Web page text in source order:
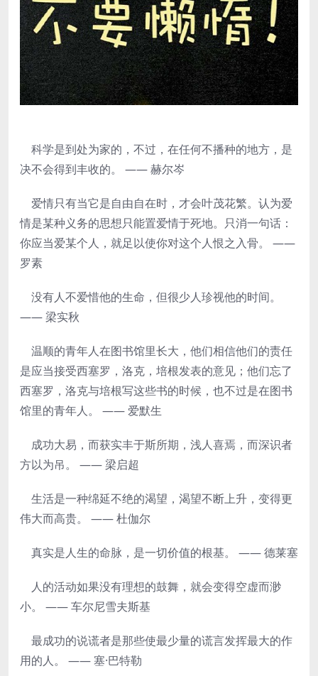
科学是到处为家的，不过，在任何不播种的地方，是
决不会得到丰收的。 —— 赫尔岑
爱情只有当它是自由自在时，才会叶茂花繁。认为爱
情是某种义务的思想只能置爱情于死地。只消一句话：
你应当爱某个人，就足以使你对这个人恨之入骨。 ——
罗素
没有人不爱惜他的生命，但很少人珍视他的时间。
—— 梁实秋
温顺的青年人在图书馆里长大，他们相信他们的责任
是应当接受西塞罗，洛克，培根发表的意见；他们忘了
西塞罗，洛克与培根写这些书的时候，也不过是在图书
馆里的青年人。 —— 爱默生
成功大易，而获实丰于斯所期，浅人喜焉，而深识者
方以为吊。 —— 梁启超
生活是一种绵延不绝的渴望，渴望不断上升，变得更
伟大而高贵。 —— 杜伽尔
真实是人生的命脉，是一切价值的根基。 —— 德莱塞
人的活动如果没有理想的鼓舞，就会变得空虚而渺
小。 —— 车尔尼雪夫斯基
最成功的说谎者是那些使最少量的谎言发挥最大的作
用的人。 —— 塞·巴特勒